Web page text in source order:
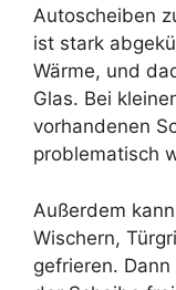
Autoscheiben
ist stark
Wärme, und
Glas. Bei
vorhandenen
problematisch
Außerdem
Wischern,
gefrieren.